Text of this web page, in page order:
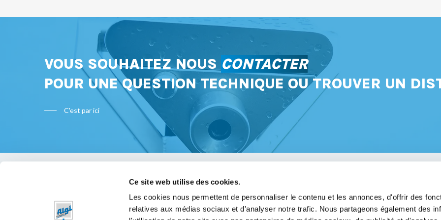
Ce site web utilise des cookies.
Les cookies nous permettent de personnaliser le contenu et les annonces, d'offrir des
relatives aux médias sociaux et d'analyser notre trafic. Nous partageons également des
VOUS SOUHAITEZ NOUS CONTACTER
POUR UNE QUESTION TECHNIQUE OU TROUVER UN
C'est par ici
Bon à savoir